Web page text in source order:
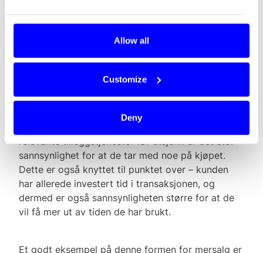
Allow all
Customize
Deny
utålmodig. Blikket begynner å flakke rundt. Det
lander på sjokoladehyllen, som tilfeldigvis ligger
kun en håndsrekning unna.
Denne formen for mersalg er direkte overførbar til
relevante tilleggstjenester før utsjekk er det stor
sannsynlighet for at de tar med noe på kjøpet.
Dette er også knyttet til punktet over – kunden
har allerede investert tid i transaksjonen, og
dermed er også sannsynligheten større for at de
vil få mer ut av tiden de har brukt.
Et godt eksempel på denne formen for mersalg er